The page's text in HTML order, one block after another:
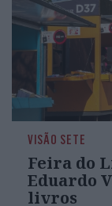
VISÃO SETE
Feira do
Eduardo
livros